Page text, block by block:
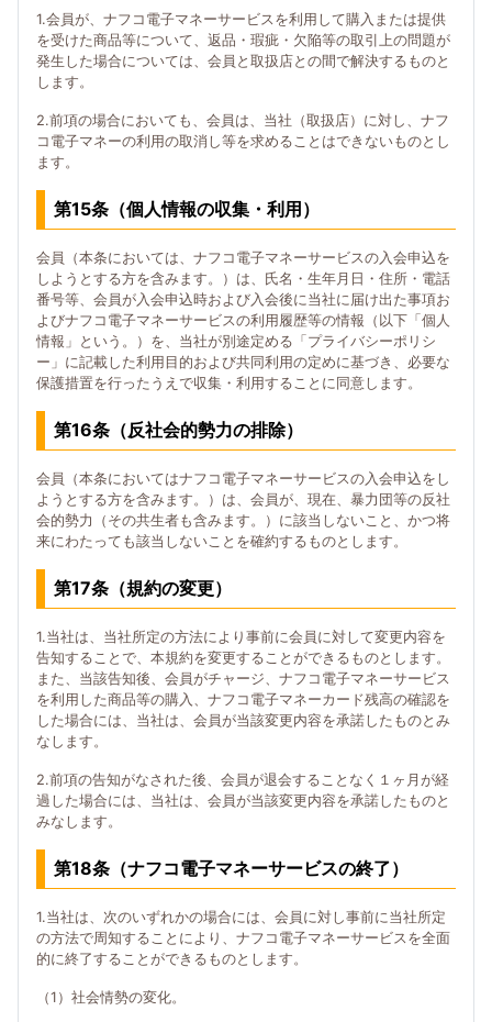
1.会員が、ナフコ電子マネーサービスを利用して購入または提供
を受けた商品等について、返品・瑕疵・欠陥等の取引上の問題が
発生した場合については、会員と取扱店との間で解決するものと
します。
2.前項の場合においても、会員は、当社（取扱店）に対し、ナフ
コ電子マネーの利用の取消し等を求めることはできないものとし
ます。
第15条（個人情報の収集・利用）
会員（本条においては、ナフコ電子マネーサービスの入会申込を
しようとする方を含みます。）は、氏名・生年月日・住所・電話
番号等、会員が入会申込時および入会後に当社に届け出た事項お
よびナフコ電子マネーサービスの利用履歴等の情報（以下「個人
情報」という。）を、当社が別途定める「プライバシーポリシ
ー」に記載した利用目的および共同利用の定めに基づき、必要な
保護措置を行ったうえで収集・利用することに同意します。
第16条（反社会的勢力の排除）
会員（本条においてはナフコ電子マネーサービスの入会申込をし
ようとする方を含みます。）は、会員が、現在、暴力団等の反社
会的勢力（その共生者も含みます。）に該当しないこと、かつ将
来にわたっても該当しないことを確約するものとします。
第17条（規約の変更）
1.当社は、当社所定の方法により事前に会員に対して変更内容を
告知することで、本規約を変更することができるものとします。
また、当該告知後、会員がチャージ、ナフコ電子マネーサービス
を利用した商品等の購入、ナフコ電子マネーカード残高の確認を
した場合には、当社は、会員が当該変更内容を承諾したものとみ
なします。
2.前項の告知がなされた後、会員が退会することなく１ヶ月が経
過した場合には、当社は、会員が当該変更内容を承諾したものと
みなします。
第18条（ナフコ電子マネーサービスの終了）
1.当社は、次のいずれかの場合には、会員に対し事前に当社所定
の方法で周知することにより、ナフコ電子マネーサービスを全面
的に終了することができるものとします。
（1）社会情勢の変化。